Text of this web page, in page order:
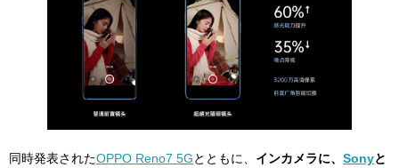
同時発表されたOPPO Reno7 5Gとともに、 インカメラに、 Sonyと